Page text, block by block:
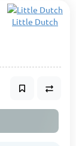
Little Dutch